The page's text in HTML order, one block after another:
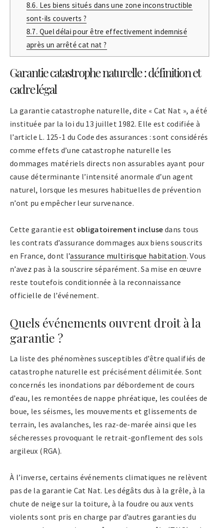
8.6. Les biens situés dans une zone inconstructible
sont-ils couverts ?
8.7. Quel délai pour être effectivement indemnisé
après un arrêté cat nat ?
Garantie catastrophe naturelle : définition et
cadre légal
La garantie catastrophe naturelle, dite « Cat Nat », a été
instituée par la loi du 13 juillet 1982. Elle est codifiée à
l’article L. 125-1 du Code des assurances : sont considérés
comme effets d’une catastrophe naturelle les
dommages matériels directs non assurables ayant pour
cause déterminante l’intensité anormale d’un agent
naturel, lorsque les mesures habituelles de prévention
n’ont pu empêcher leur survenance.
Cette garantie est obligatoirement incluse dans tous
les contrats d’assurance dommages aux biens souscrits
en France, dont l’assurance multirisque habitation. Vous
n’avez pas à la souscrire séparément. Sa mise en œuvre
reste toutefois conditionnée à la reconnaissance
officielle de l’événement.
Quels événements ouvrent droit à la
garantie ?
La liste des phénomènes susceptibles d’être qualifiés de
catastrophe naturelle est précisément délimitée. Sont
concernés les inondations par débordement de cours
d’eau, les remontées de nappe phréatique, les coulées de
boue, les séismes, les mouvements et glissements de
terrain, les avalanches, les raz-de-marée ainsi que les
sécheresses provoquant le retrait-gonflement des sols
argileux (RGA).
À l’inverse, certains événements climatiques ne relèvent
pas de la garantie Cat Nat. Les dégâts dus à la grêle, à la
chute de neige sur la toiture, à la foudre ou aux vents
violents sont pris en charge par d’autres garanties du